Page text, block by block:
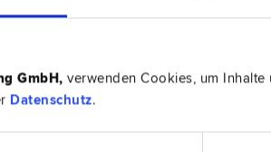
GmbH, verwenden Cookies, um
Datenschutz.
Strafrecht, Verkehrsrecht,